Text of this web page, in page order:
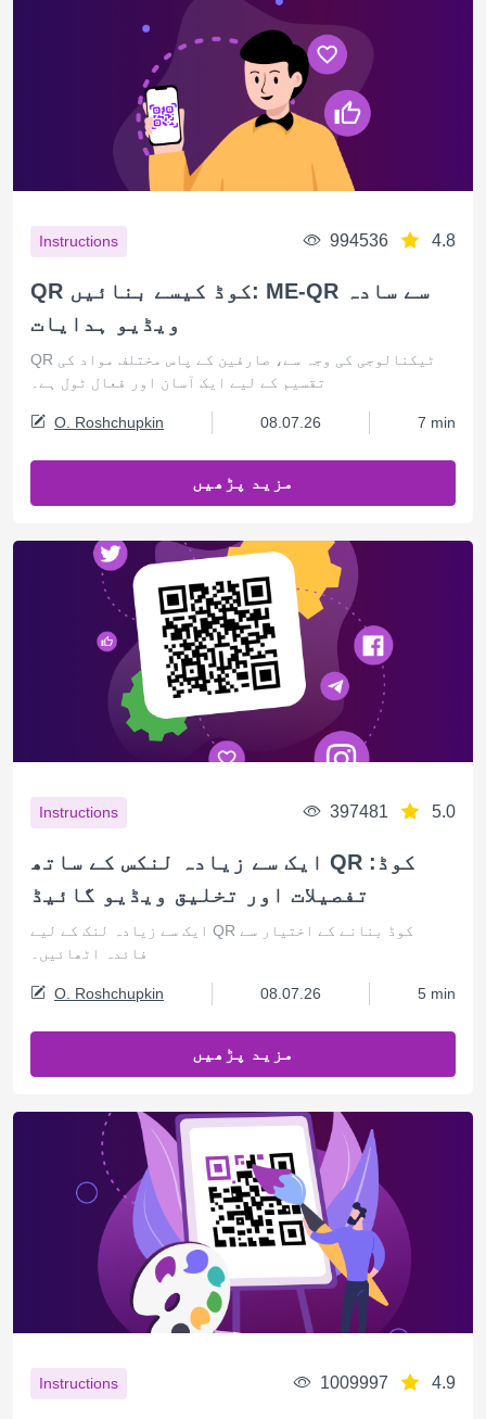
Instructions 994536 4.8
QR کوڈ کیسے بنائیں: ME-QR سے سادہ
ویڈیو ہدایات
QR ٹیکنالوجی کی وجہ سے، صارفین کے پاس مختلف مواد کی
تقسیم کے لیے ایک آسان اور فعال ٹول ہے۔
O. Roshchupkin 08.07.26 7 min
مزید پڑھیں
Instructions 397481 5.0
ایک سے زیادہ لنکس کے ساتھ QR کوڈ:
تفصیلات اور تخلیق ویڈیو گائیڈ
ایک سے زیادہ لنک کے لیے QR کوڈ بنانے کے اختیار سے
فائدہ اٹھائیں۔
O. Roshchupkin 08.07.26 5 min
مزید پڑھیں
Instructions 1009997 4.9